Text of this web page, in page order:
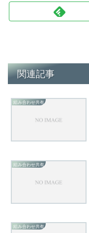
関連記事
組み合わせ共有
組み合わせ共有
組み合わせ共有